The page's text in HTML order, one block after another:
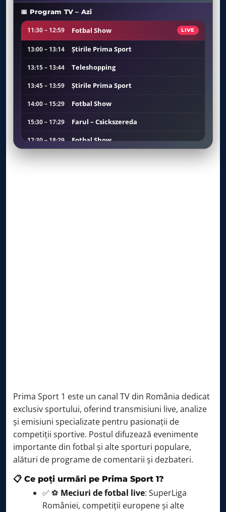
📅 Program TV – Azi
11:30 – 12:59 Fotbal Show LIVE
13:00 – 13:14 Ştirile Prima Sport
13:15 – 13:44 Teleshopping
13:45 – 13:59 Ştirile Prima Sport
14:00 – 15:29 Fotbal Show
15:30 – 17:29 Farul – Csickszereda
17:30 – 18:29 Fotbal Show
Dinamo – Volutari
Prima Sport 1 este un canal TV din România dedicat
exclusiv sportului, oferind transmisiuni live, analize
și emisiuni specializate pentru pasionații de
competiții sportive. Postul difuzează evenimente
importante din fotbal și alte sporturi populare,
alături de programe de comentarii și dezbateri.
📋 Ce poți urmări pe Prima Sport 1?
✅ ⚽ Meciuri de fotbal live: SuperLiga
României, competiții europene și alte